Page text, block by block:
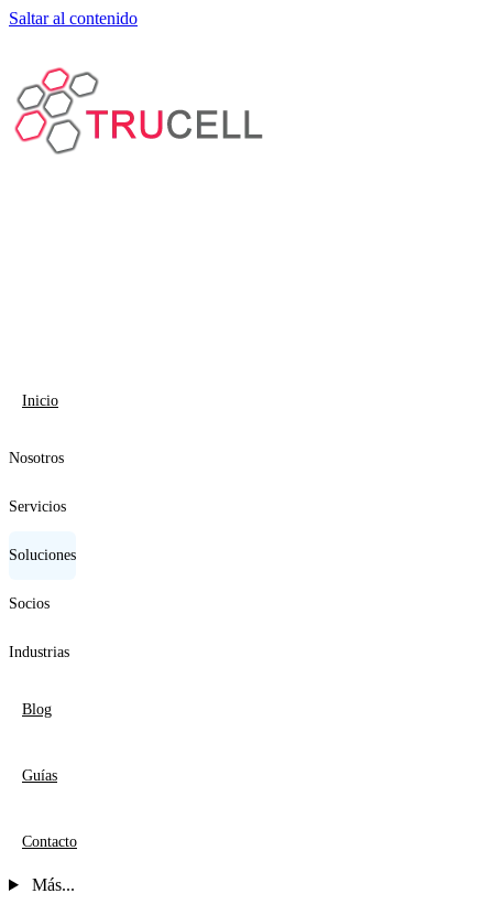
Saltar al contenido
Inicio
Nosotros
Servicios
Soluciones
Socios
Industrias
Blog
Guías
Contacto
Más...